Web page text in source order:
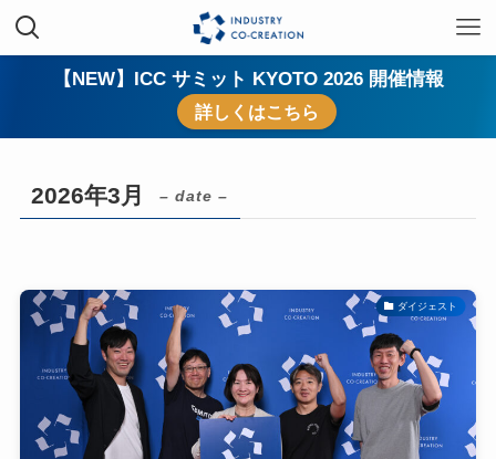
【NEW】ICC サミット KYOTO 2026 開催情報
詳しくはこちら
2026年3月 – date –
ダイジェスト